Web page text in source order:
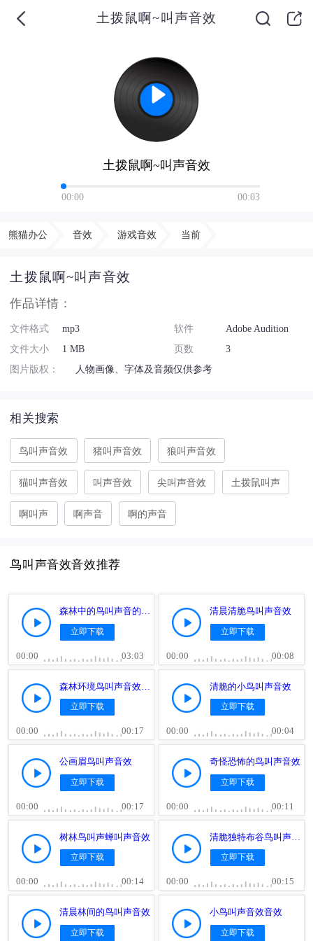
土拨鼠啊~叫声音效
土拨鼠啊~叫声音效
00:00 00:03
熊猫办公 音效 游戏音效 当前
土拨鼠啊~叫声音效
作品详情：
文件格式 mp3 软件
Adobe Audition
文件大小
1 MB 页数
3
图片版权：
人物画像、字体及音频仅供参考
相关搜索
鸟叫声音效 猪叫声音效 狼叫声音效
猫叫声音效 叫声音效 尖叫声音效 土拨鼠叫声
啊叫声 啊声音 啊的声音
鸟叫声音效音效推荐
森林中的鸟叫声音的音效
立即下载
00:00 03:03
清晨清脆鸟叫声音效
立即下载
00:00 00:08
森林环境鸟叫声音效素材
立即下载
00:00 00:17
清脆的小鸟叫声音效
立即下载
00:00 00:04
公画眉鸟叫声音效
立即下载
00:00 00:17
奇怪恐怖的鸟叫声音效
立即下载
00:00 00:11
树林鸟叫声蝉叫声音效
立即下载
00:00 00:14
清脆独特布谷鸟叫声音效
立即下载
00:00 00:15
清晨林间的鸟叫声音效
立即下载
小鸟叫声音效音效
立即下载